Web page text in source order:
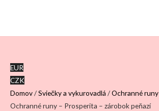
EUR
CZK
Domov/Sviečky a vykurovadlá /Ochranné runy
Ochranné runy – Prosperita – zárobok peňazí